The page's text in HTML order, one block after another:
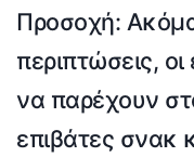
Προσοχή:
περιπτώσεις, οι
να παρέχουν
επιβάτες σνακ